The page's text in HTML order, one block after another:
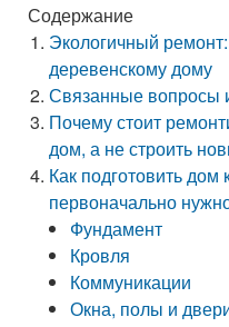
Содержание
Экологичный
деревенскому дому
Связанные вопросы
Почему стоит
дом, а не строить
Как подготовить дом
первоначально
Фундамент
Кровля
Коммуникации
Окна, полы и